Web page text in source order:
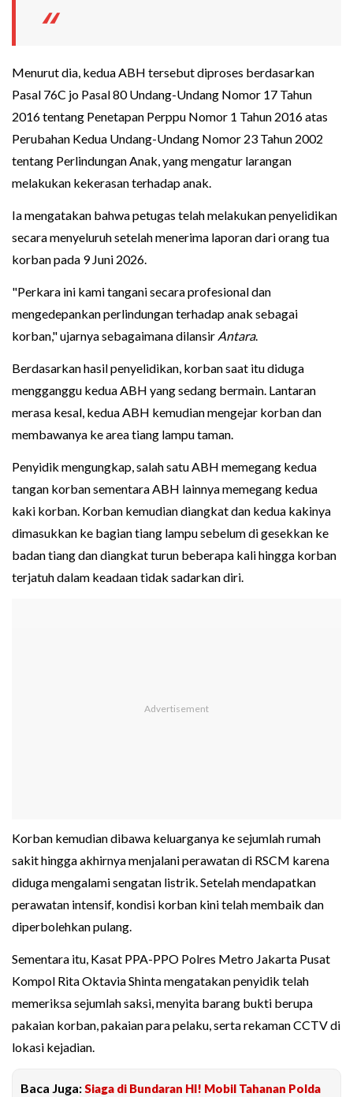
Menurut dia, kedua ABH tersebut diproses berdasarkan
Pasal 76C jo Pasal 80 Undang-Undang Nomor 17 Tahun
2016 tentang Penetapan Perppu Nomor 1 Tahun 2016 atas
Perubahan Kedua Undang-Undang Nomor 23 Tahun 2002
tentang Perlindungan Anak, yang mengatur larangan
melakukan kekerasan terhadap anak.
Ia mengatakan bahwa petugas telah melakukan penyelidikan
secara menyeluruh setelah menerima laporan dari orang tua
korban pada 9 Juni 2026.
"Perkara ini kami tangani secara profesional dan
mengedepankan perlindungan terhadap anak sebagai
korban," ujarnya sebagaimana dilansir Antara.
Berdasarkan hasil penyelidikan, korban saat itu diduga
mengganggu kedua ABH yang sedang bermain. Lantaran
merasa kesal, kedua ABH kemudian mengejar korban dan
membawanya ke area tiang lampu taman.
Penyidik mengungkap, salah satu ABH memegang kedua
tangan korban sementara ABH lainnya memegang kedua
kaki korban. Korban kemudian diangkat dan kedua kakinya
dimasukkan ke bagian tiang lampu sebelum di gesekkan ke
badan tiang dan diangkat turun beberapa kali hingga korban
terjatuh dalam keadaan tidak sadarkan diri.
Korban kemudian dibawa keluarganya ke sejumlah rumah
sakit hingga akhirnya menjalani perawatan di RSCM karena
diduga mengalami sengatan listrik. Setelah mendapatkan
perawatan intensif, kondisi korban kini telah membaik dan
diperbolehkan pulang.
Sementara itu, Kasat PPA-PPO Polres Metro Jakarta Pusat
Kompol Rita Oktavia Shinta mengatakan penyidik telah
memeriksa sejumlah saksi, menyita barang bukti berupa
pakaian korban, pakaian para pelaku, serta rekaman CCTV di
lokasi kejadian.
Baca Juga:Siaga di Bundaran HI! Mobil Tahanan Polda